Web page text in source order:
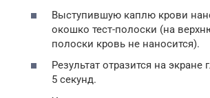
Выступившую каплю крови
окошко тест-полоски (на
полоски кровь не наносится).
Результат отразится на экране
5 секунд.